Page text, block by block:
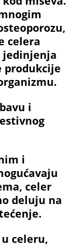
celera
jedinjenja
produkcije
i
i
celer
deluju na
celeru,